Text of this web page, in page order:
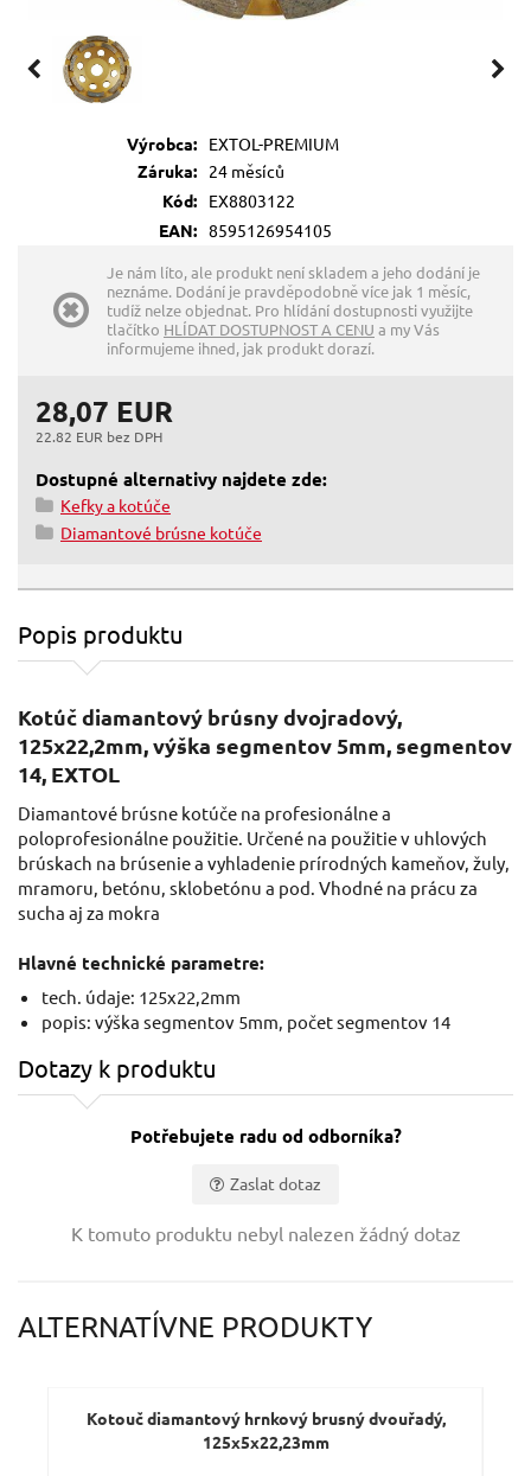
Výrobca:
EXTOL-PREMIUM
Záruka:
24 měsíců
Kód:
EX8803122
EAN: 8595126954105
Je nám líto, ale produkt není skladem a jeho dodání je
neznáme. Dodání je pravděpodobně více jak 1 měsíc,
tudíž nelze objednat. Pro hlídání dostupnosti využijte
tlačítko HLÍDAT DOSTUPNOST A CENU a my Vás
informujeme ihned, jak produkt dorazí.
28,07 EUR
22.82 EUR bez DPH
Dostupné alternativy najdete zde:
Kefky a kotúče
Diamantové brúsne kotúče
Popis produktu
Kotúč diamantový brúsny dvojradový,
125x22,2mm, výška segmentov 5mm, segmentov
14, EXTOL
Diamantové brúsne kotúče na profesionálne a
poloprofesionálne použitie. Určené na použitie v uhlových
brúskach na brúsenie a vyhladenie prírodných kameňov, žuly,
mramoru, betónu, sklobetónu a pod. Vhodné na prácu za
sucha aj za mokra
Hlavné technické parametre:
tech. údaje: 125x22,2mm
popis: výška segmentov 5mm, počet segmentov 14
Dotazy k produktu
Potřebujete radu od odborníka?
Zaslat dotaz
K tomuto produktu nebyl nalezen žádný dotaz
ALTERNATÍVNE PRODUKTY
Kotouč diamantový hrnkový brusný dvouřadý,
125x5x22,23mm